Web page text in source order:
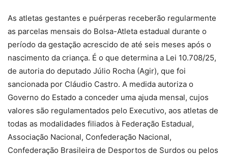
As atletas gestantes e puérperas receberão regularmente
as parcelas mensais do Bolsa-Atleta estadual durante o
período da gestação acrescido de até seis meses após o
nascimento da criança. É o que determina a Lei 10.708/25,
de autoria do deputado Júlio Rocha (Agir), que foi
sancionada por Cláudio Castro. A medida autoriza o
Governo do Estado a conceder uma ajuda mensal, cujos
valores são regulamentados pelo Executivo, aos atletas de
todas as modalidades filiados à Federação Estadual,
Associação Nacional, Confederação Nacional,
Confederação Brasileira de Desportos de Surdos ou pelos